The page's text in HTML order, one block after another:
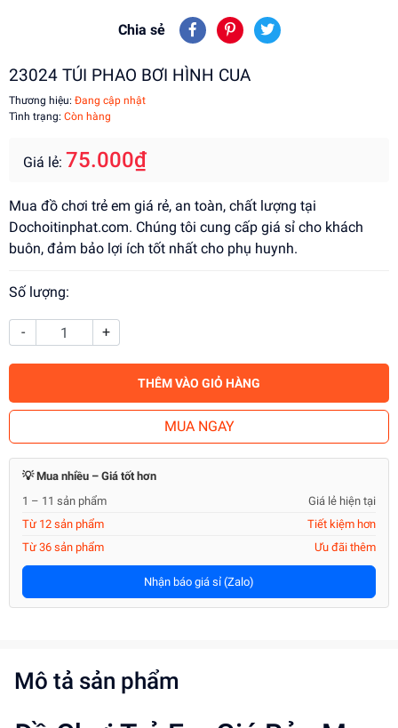
Chia sẻ
23024 TÚI PHAO BƠI HÌNH CUA
Thương hiệu: Đang cập nhật
Tình trạng: Còn hàng
Giá lẻ: 75.000₫
Mua đồ chơi trẻ em giá rẻ, an toàn, chất lượng tại
Dochoitinphat.com. Chúng tôi cung cấp giá sỉ cho khách
buôn, đảm bảo lợi ích tốt nhất cho phụ huynh.
Số lượng:
- +
THÊM VÀO GIỎ HÀNG
MUA NGAY
💡 Mua nhiều – Giá tốt hơn
1 – 11 sản phẩm
Giá lẻ hiện tại
Từ 12 sản phẩm
Tiết kiệm hơn
Từ 36 sản phẩm
Ưu đãi thêm
Nhận báo giá sỉ (Zalo)
Mô tả sản phẩm